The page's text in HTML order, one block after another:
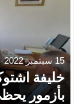
15 سبتمبر 2022
خليفة
بأزمور